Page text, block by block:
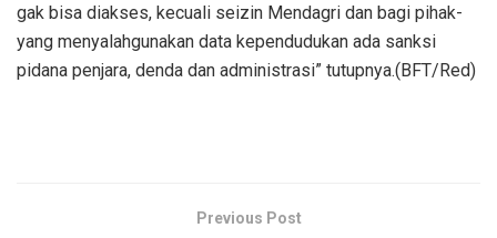
gak bisa diakses, kecuali seizin Mendagri dan bagi pihak-
yang menyalahgunakan data kependudukan ada sanksi
pidana penjara, denda dan administrasi” tutupnya.(BFT/Red)
Previous Post